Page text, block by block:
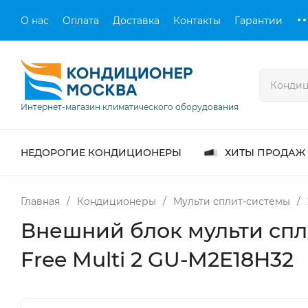
О нас Оплата Доставка Контакты Гарантии
Интернет-магазин климатического оборудования
НЕДОРОГИЕ КОНДИЦИОНЕРЫ ХИТЫ ПРОДАЖ
Главная / Кондиционеры / Мульти сплит-системы /
Внешний блок мульти
Free Multi 2 GU-M2E18H32